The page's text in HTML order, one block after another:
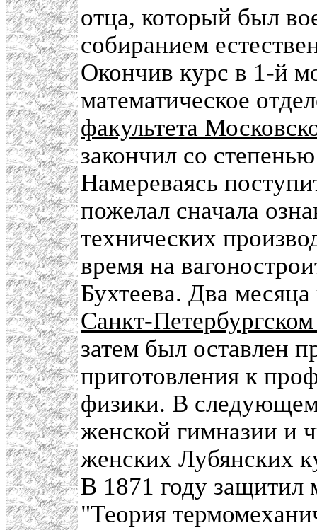
отца, который был
собиранием
Окончив курс в 1-й
математическое
факультета
закончил со
Намереваясь
пожелал сначала
технических
время на
Бухтеева. Два
Санкт-
затем был оставлен
приготовления к
физики. В
женской гимназии и
женских Лубянских
В 1871 году защитил
"Теория